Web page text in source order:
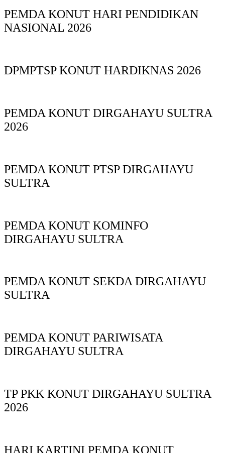
PEMDA KONUT HARI PENDIDIKAN
NASIONAL 2026
DPMPTSP KONUT HARDIKNAS 2026
PEMDA KONUT DIRGAHAYU SULTRA
2026
PEMDA KONUT PTSP DIRGAHAYU
SULTRA
PEMDA KONUT KOMINFO
DIRGAHAYU SULTRA
PEMDA KONUT SEKDA DIRGAHAYU
SULTRA
PEMDA KONUT PARIWISATA
DIRGAHAYU SULTRA
TP PKK KONUT DIRGAHAYU SULTRA
2026
HARI KARTINI PEMDA KONUT